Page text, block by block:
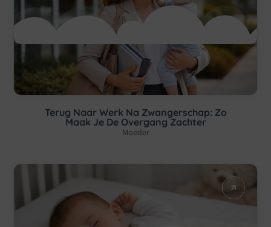
Terug Naar Werk Na Zwangerschap: Zo
Maak Je De Overgang Zachter
Moeder